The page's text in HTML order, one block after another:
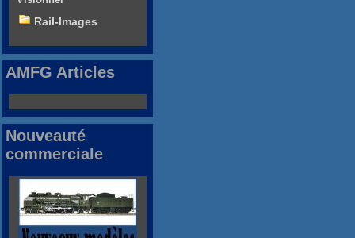
Rail-Images
AMFG Articles
Nouveauté
commerciale